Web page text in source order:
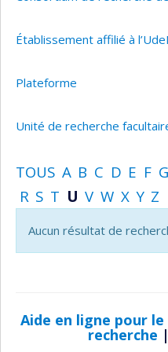
Établissement affilié à
Plateforme
Unité de recherche
TOUS A B C D E F G
R S T U V W X Y Z
Aucun résultat de
Aide en ligne pour
recherche